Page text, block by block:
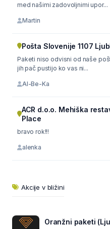
med našimi zadovoljnimi upor...
Martin
Pošta Slovenije 1107
Paketi niso odvisni od naše
jih pač pustijo ko vas ni...
Al-Be-Ka
ACR d.o.o. Mehiška
Place
bravo rok!!!
alenka
Akcije v bližini
Oranžni paketi